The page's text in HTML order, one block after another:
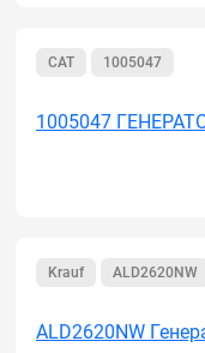
CAT 1005047
1005047
Krauf ALD2620NW
ALD2620NW